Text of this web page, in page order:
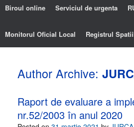
Biroul online Serviciul de urgenta
Monitorul Oficial Local Registrul
Author Archive:
Raport de evaluare a
nr.52/2003 în anul 2020